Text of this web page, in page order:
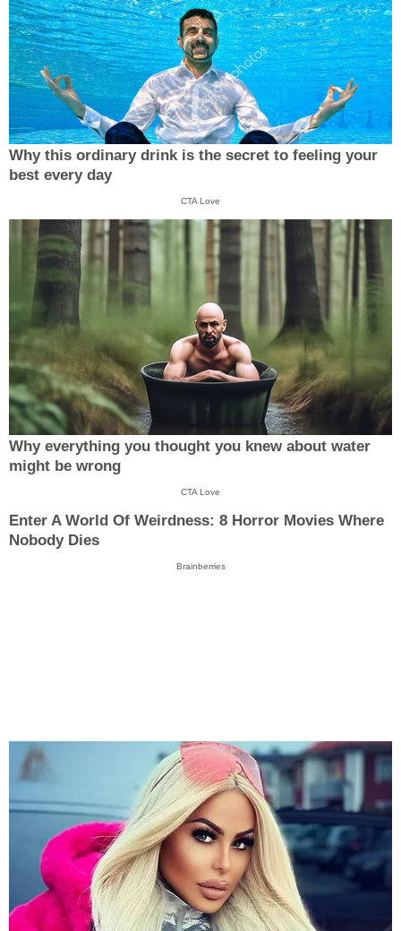
Why this ordinary drink is the secret to feeling your
best every day
CTA Love
Why everything you thought you knew about water
might be wrong
CTA Love
Enter A World Of Weirdness: 8 Horror Movies Where
Nobody Dies
Brainberries